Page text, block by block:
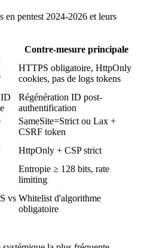
en pentest 2024-2026 et leurs
Contre-mesure principale
HTTPS obligatoire, HttpOnly
cookies, pas de logs tokens
Régénération ID post-
authentification
SameSite=Strict ou Lax +
CSRF token
HttpOnly + CSP strict
Entropie ≥ 128 bits, rate
limiting
vs Whitelist d'algorithme
obligatoire